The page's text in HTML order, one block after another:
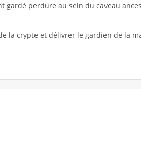
gardé perdure au sein du caveau
la crypte et délivrer le gardien de la